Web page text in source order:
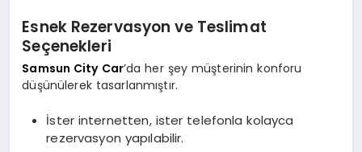
Esnek Rezervasyon ve Teslimat
Seçenekleri
Samsun City Car’da her şey müşterinin konforu
düşünülerek tasarlanmıştır.
İster internetten, ister telefonla kolayca
rezervasyon yapılabilir.